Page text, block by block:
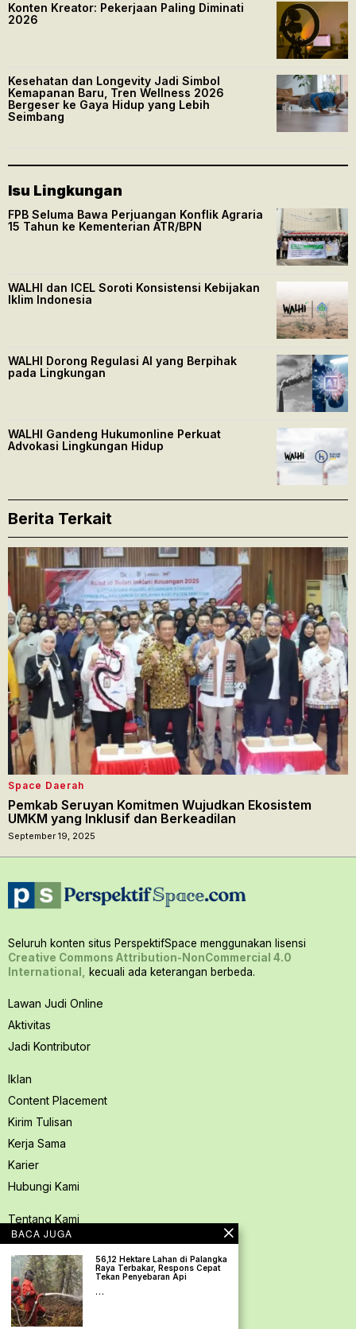
Konten Kreator: Pekerjaan Paling Diminati
2026
Kesehatan dan Longevity Jadi Simbol
Kemapanan Baru, Tren Wellness 2026
Bergeser ke Gaya Hidup yang Lebih
Seimbang
Isu Lingkungan
FPB Seluma Bawa Perjuangan Konflik Agraria
15 Tahun ke Kementerian ATR/BPN
WALHI dan ICEL Soroti Konsistensi Kebijakan
Iklim Indonesia
WALHI Dorong Regulasi AI yang Berpihak
pada Lingkungan
WALHI Gandeng Hukumonline Perkuat
Advokasi Lingkungan Hidup
Berita Terkait
Space Daerah
Pemkab Seruyan Komitmen Wujudkan Ekosistem
UMKM yang Inklusif dan Berkeadilan
September 19, 2025
Seluruh konten situs PerspektifSpace menggunakan lisensi
Creative Commons Attribution-NonCommercial 4.0
International,
kecuali ada keterangan berbeda.
Lawan Judi Online
Aktivitas
Jadi Kontributor
Iklan
Content Placement
Kirim Tulisan
Kerja Sama
Karier
Hubungi Kami
Tentang Kami
Redaksi PerspektifSpace
Kode Etik Jurnalistik
Pedoman Media Siber
Kebijakan Privasi
Pedoman Ramah Anak
BACA JUGA
56,12 Hektare Lahan di Palangka
Raya Terbakar, Respons Cepat
Tekan Penyebaran Api
…